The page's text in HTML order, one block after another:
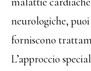
neurologiche,
forniscono
L’approccio